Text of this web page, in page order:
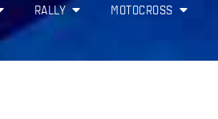
RALLY MOTOCROSS